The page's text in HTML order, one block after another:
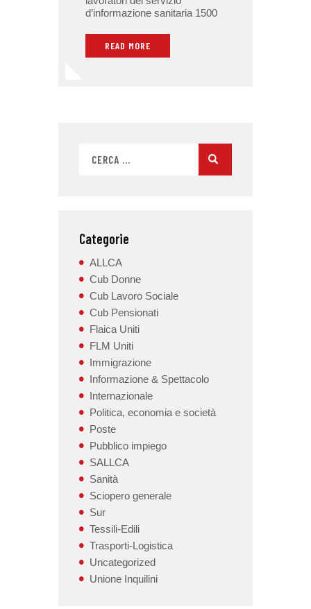
d’informazione sanitaria 1500
READ MORE
Categorie
ALLCA
Cub Donne
Cub Lavoro Sociale
Cub Pensionati
Flaica Uniti
FLM Uniti
Immigrazione
Informazione & Spettacolo
Internazionale
Politica, economia e società
Poste
Pubblico impiego
SALLCA
Sanità
Sciopero generale
Sur
Tessili-Edili
Trasporti-Logistica
Uncategorized
Unione Inquilini